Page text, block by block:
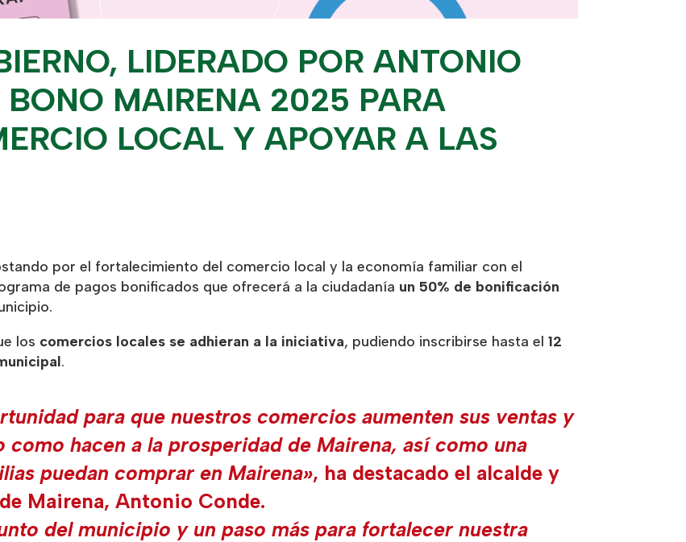
LIDERADO POR ANTONIO
MAIRENA 2025 PARA
LOCAL Y APOYAR A LAS
por el fortalecimiento del comercio local y la economía familiar con el
de pagos bonificados que ofrecerá a la ciudadanía un 50% de bonificación
los comercios locales se adhieran a la iniciativa, pudiendo inscribirse hasta el12
.
para que nuestros comercios aumenten sus ventas y
hacen a la prosperidad de Mairena, así como una
puedan comprar en Mairena», ha destacado el alcalde y
Mairena,Antonio Conde.
del municipio y un paso más para fortalecer nuestra